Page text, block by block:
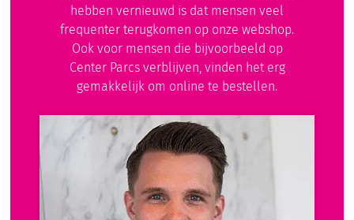
hebben vernieuwd is dat mensen veel
frequenter terugkomen op onze webshop.
Ook voor mensen die bijvoorbeeld op
Center Parcs verblijven, vinden het erg
gemakkelijk om online te bestellen.